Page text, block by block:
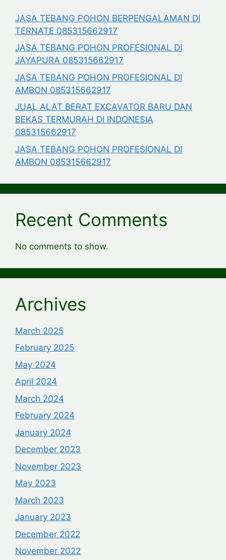
JASA TEBANG POHON BERPENGALAMAN DI
TERNATE 085315662917
JASA TEBANG POHON PROFESIONAL DI
JAYAPURA 085315662917
JASA TEBANG POHON PROFESIONAL DI
AMBON 085315662917
JUAL ALAT BERAT EXCAVATOR BARU DAN
BEKAS TERMURAH DI INDONESIA
085315662917
JASA TEBANG POHON PROFESIONAL DI
AMBON 085315662917
Recent Comments
No comments to show.
Archives
March 2025
February 2025
May 2024
April 2024
March 2024
February 2024
January 2024
December 2023
November 2023
May 2023
March 2023
January 2023
December 2022
November 2022